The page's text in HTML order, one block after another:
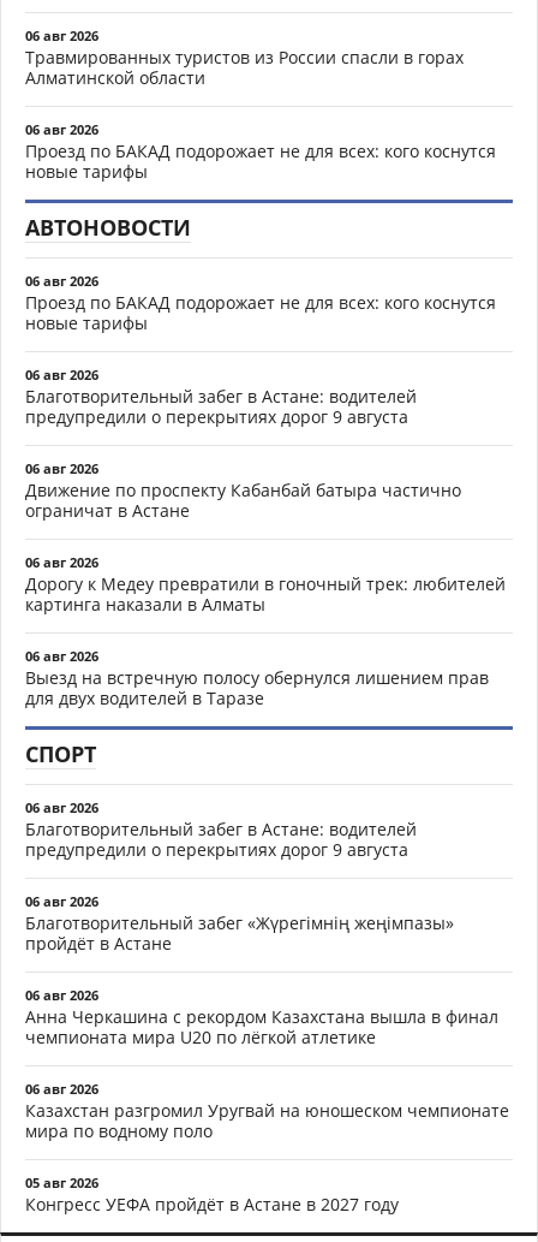
06 авг 2026
Травмированных туристов из России спасли в горах
Алматинской области
06 авг 2026
Проезд по БАКАД подорожает не для всех: кого коснутся
новые тарифы
АВТОНОВОСТИ
06 авг 2026
Проезд по БАКАД подорожает не для всех: кого коснутся
новые тарифы
06 авг 2026
Благотворительный забег в Астане: водителей
предупредили о перекрытиях дорог 9 августа
06 авг 2026
Движение по проспекту Кабанбай батыра частично
ограничат в Астане
06 авг 2026
Дорогу к Медеу превратили в гоночный трек: любителей
картинга наказали в Алматы
06 авг 2026
Выезд на встречную полосу обернулся лишением прав
для двух водителей в Таразе
СПОРТ
06 авг 2026
Благотворительный забег в Астане: водителей
предупредили о перекрытиях дорог 9 августа
06 авг 2026
Благотворительный забег «Жүрегімнің жеңімпазы»
пройдёт в Астане
06 авг 2026
Анна Черкашина с рекордом Казахстана вышла в финал
чемпионата мира U20 по лёгкой атлетике
06 авг 2026
Казахстан разгромил Уругвай на юношеском чемпионате
мира по водному поло
05 авг 2026
Конгресс УЕФА пройдёт в Астане в 2027 году